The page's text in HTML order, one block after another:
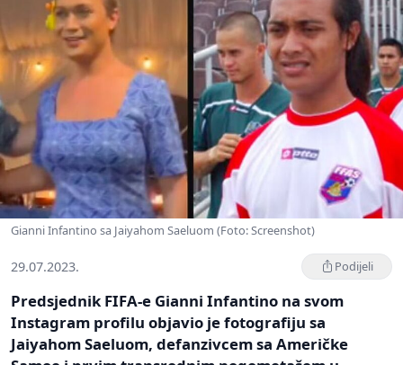
Gianni Infantino sa Jaiyahom Saeluom (Foto: Screenshot)
29.07.2023. Podijeli
Predsjednik FIFA-e Gianni Infantino na svom
Instagram profilu objavio je fotografiju sa
Jaiyahom Saeluom, defanzivcem sa Američke